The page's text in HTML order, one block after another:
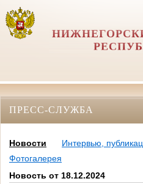
ПРЕСС-СЛУЖБА
Новости
Интервью,
Фотогалерея
Новость от 18.12.2024